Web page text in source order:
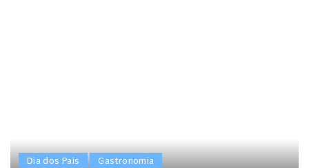
Dia dos Pais Gastronomia